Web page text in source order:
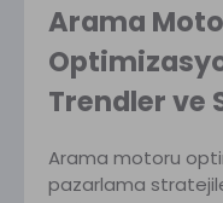
Arama
Trendler ve
Arama motoru
pazarlama